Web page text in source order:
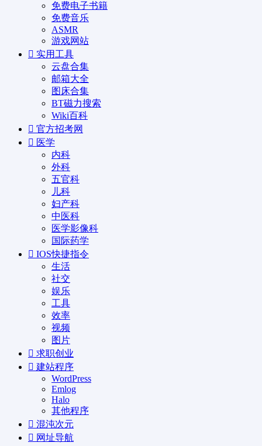
免费电子书籍
免费音乐
ASMR
游戏网站
实用工具
云盘合集
邮箱大全
图床合集
BT磁力搜索
Wiki百科
官方招考网
医学
内科
外科
五官科
儿科
妇产科
中医科
医学影像科
国际药学
IOS快捷指令
生活
社交
娱乐
工具
效率
视频
图片
求职创业
建站程序
WordPress
Emlog
Halo
其他程序
混沌次元
网址导航